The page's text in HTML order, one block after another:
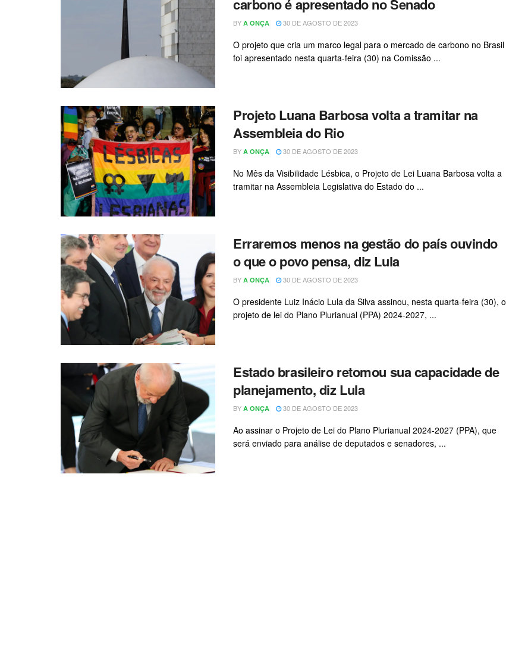
carbono é apresentado no Senado
BY A ONÇA 30 DE AGOSTO DE 2023
O projeto que cria um marco legal para o mercado de carbono no Brasil
foi apresentado nesta quarta-feira (30) na Comissão ...
Projeto Luana Barbosa volta a tramitar na
Assembleia do Rio
BY A ONÇA 30 DE AGOSTO DE 2023
No Mês da Visibilidade Lésbica, o Projeto de Lei Luana Barbosa volta a
tramitar na Assembleia Legislativa do Estado do ...
Erraremos menos na gestão do país ouvindo
o que o povo pensa, diz Lula
BY A ONÇA 30 DE AGOSTO DE 2023
O presidente Luiz Inácio Lula da Silva assinou, nesta quarta-feira (30), o
projeto de lei do Plano Plurianual (PPA) 2024-2027, ...
Estado brasileiro retomou sua capacidade de
planejamento, diz Lula
BY A ONÇA 30 DE AGOSTO DE 2023
Ao assinar o Projeto de Lei do Plano Plurianual 2024-2027 (PPA), que
será enviado para análise de deputados e senadores, ...